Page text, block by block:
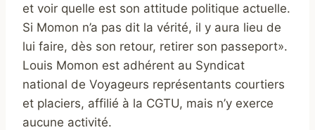
et voir quelle est son attitude politique actuelle.
Si Momon n’a pas dit la vérité, il y aura lieu de
lui faire, dès son retour, retirer son passeport».
Louis Momon est adhérent au Syndicat
national de Voyageurs représentants courtiers
et placiers, affilié à la CGTU, mais n’y exerce
aucune activité.